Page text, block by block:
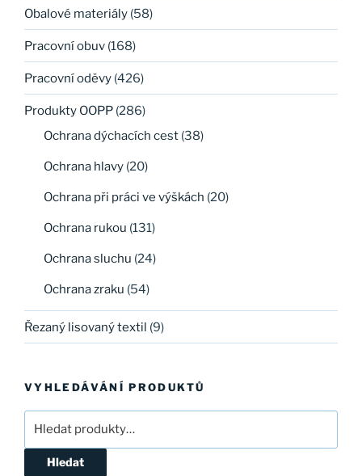
Obalové materiály (58)
Pracovní obuv (168)
Pracovní oděvy (426)
Produkty OOPP (286)
Ochrana dýchacích cest (38)
Ochrana hlavy (20)
Ochrana při práci ve výškách (20)
Ochrana rukou (131)
Ochrana sluchu (24)
Ochrana zraku (54)
Řezaný lisovaný textil (9)
VYHLEDÁVÁNÍ PRODUKTŮ
Hledat